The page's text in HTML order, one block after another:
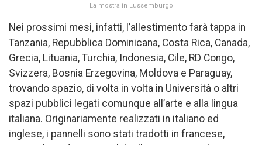
La mostra in Lussemburgo
Nei prossimi mesi, infatti, l’allestimento farà tappa in
Tanzania, Repubblica Dominicana, Costa Rica, Canada,
Grecia, Lituania, Turchia, Indonesia, Cile, RD Congo,
Svizzera, Bosnia Erzegovina, Moldova e Paraguay,
trovando spazio, di volta in volta in Università o altri
spazi pubblici legati comunque all’arte e alla lingua
italiana. Originariamente realizzati in italiano ed
inglese, i pannelli sono stati tradotti in francese,